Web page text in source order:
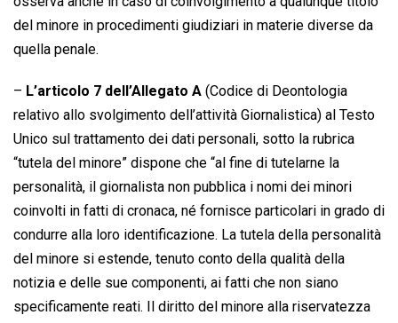
del minore in procedimenti giudiziari in materie diverse da
quella penale.
– L’articolo 7 dell’Allegato A (Codice di Deontologia
relativo allo svolgimento dell’attività Giornalistica) al Testo
Unico sul trattamento dei dati personali, sotto la rubrica
“tutela del minore” dispone che “al fine di tutelarne la
personalità, il giornalista non pubblica i nomi dei minori
coinvolti in fatti di cronaca, né fornisce particolari in grado di
condurre alla loro identificazione. La tutela della personalità
del minore si estende, tenuto conto della qualità della
notizia e delle sue componenti, ai fatti che non siano
specificamente reati. Il diritto del minore alla riservatezza